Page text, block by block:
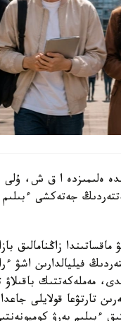
ەلىمىزدە ا ق ش، ۇلى
ماقساتىندا زاڭنامالىق
فيليالدارىن اشۋ
مەملەكەتتىك
تارتۋعا قولايلى